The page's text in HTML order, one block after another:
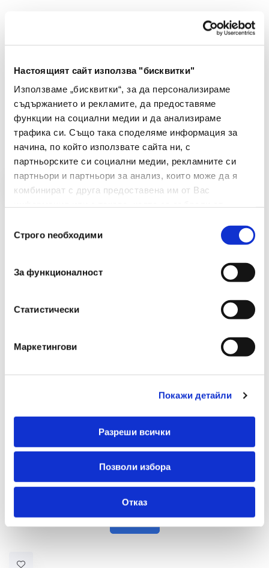
Настоящият сайт използва "бисквитки"
Използваме „бисквитки“, за да персонализираме
съдържанието и рекламите, да предоставяме
функции на социални медии и да анализираме
трафика си. Също така споделяме информация за
начина, по който използвате сайта ни, с
партньорските си социални медии, рекламните си
партньори и партньори за анализ, които може да я
комбинират с друга предоставена им от Вас
наСтрого nеобходими
За функционалност
Статистически
Маркетингови
Покажи детайли
Разреши всички
Позволи избора
Отказ
Ъглов разтегателен диван BENI десен -
€ 832.00 без ДДС
1627.25 лв. без ДДС
- +
Купи
Триместно канапе RALF - жълт V
1400.00 лв. без ДДС
- +
Купи